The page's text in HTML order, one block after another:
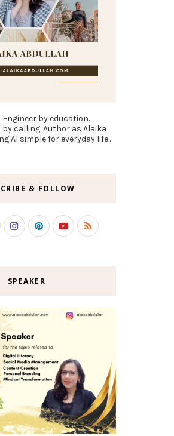
by education.
calling. Author as Alaika
AI simple for everyday life..
& FOLLOW
SPEAKER